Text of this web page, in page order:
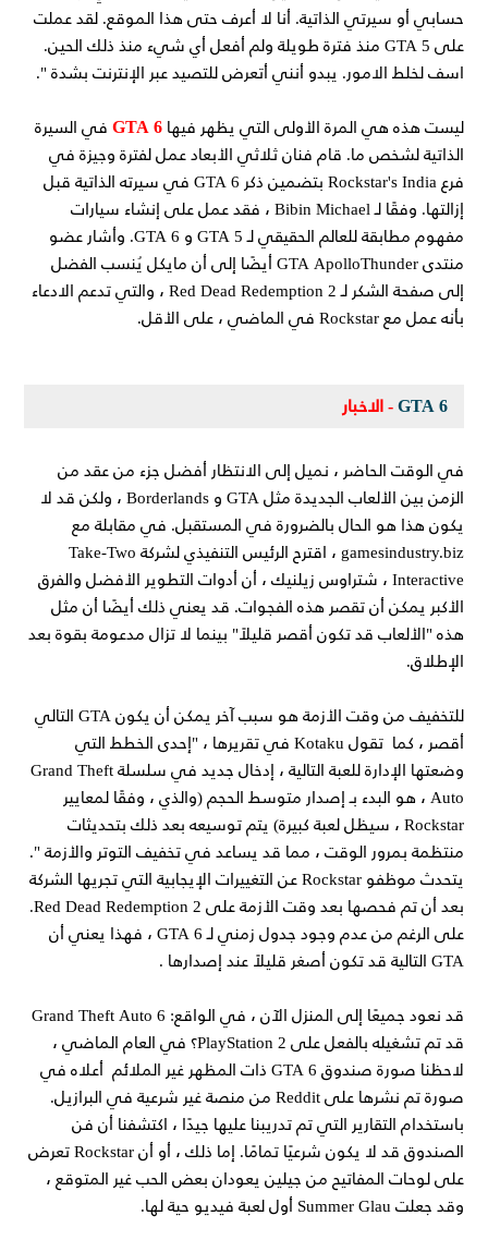
حسابي أو سيرتي الذاتية. أنا لا أعرف حتى هذا الموقع. لقد عملت
على GTA 5 منذ فترة طويلة ولم أفعل أي شيء منذ ذلك الحين.
اسف لخلط الامور. يبدو أنني أتعرض للتصيد عبر الإنترنت بشدة ".
ليست هذه هي المرة الأولى التي يظهر فيهاGTA 6في السيرة
الذاتية لشخص ما. قام فنان ثلاثي الأبعاد عمل لفترة وجيزة في
فرع Rockstar's India بتضمين ذكر GTA 6 في سيرته الذاتية قبل
إزالتها. وفقًا لـ Bibin Michael ، فقد عمل على إنشاء سيارات
مفهوم مطابقة للعالم الحقيقي لـ GTA 5 و GTA 6. وأشار عضو
منتدى GTA ApolloThunder أيضًا إلى أن مايكل يُنسب الفضل
إلى صفحة الشكر لـ Red Dead Redemption 2 ، والتي تدعم الادعاء
بأنه عمل مع Rockstar في الماضي ، على الأقل.
GTA 6- الاخبار
في الوقت الحاضر ، نميل إلى الانتظار أفضل جزء من عقد من
الزمن بين الألعاب الجديدة مثل GTA و Borderlands ، ولكن قد لا
يكون هذا هو الحال بالضرورة في المستقبل. في مقابلة مع
gamesindustry.biz ، اقترح الرئيس التنفيذي لشركة Take-Two
Interactive ، شتراوس زيلنيك ، أن أدوات التطوير الأفضل والفرق
الأكبر يمكن أن تقصر هذه الفجوات. قد يعني ذلك أيضًا أن مثل
هذه "الألعاب قد تكون أقصر قليلاً" بينما لا تزال مدعومة بقوة بعد
الإطلاق.
للتخفيف من وقت الأزمة هو سبب آخر يمكن أن يكون GTA التالي
أقصر ، كما تقول Kotaku في تقريرها ، "إحدى الخطط التي
وضعتها الإدارة للعبة التالية ، إدخال جديد في سلسلة Grand Theft
Auto ، هو البدء بـ إصدار متوسط ​​الحجم (والذي ، وفقًا لمعايير
Rockstar ، سيظل لعبة كبيرة) يتم توسيعه بعد ذلك بتحديثات
منتظمة بمرور الوقت ، مما قد يساعد في تخفيف التوتر والأزمة ".
يتحدث موظفو Rockstar عن التغييرات الإيجابية التي تجريها الشركة
بعد أن تم فحصها بعد وقت الأزمة على Red Dead Redemption 2.
على الرغم من عدم وجود جدول زمني لـ GTA 6 ، فهذا يعني أن
GTA التالية قد تكون أصغر قليلاً عند إصدارها .
قد نعود جميعًا إلى المنزل الآن ، في الواقع: Grand Theft Auto 6
قد تم تشغيله بالفعل على PlayStation 2؟ في العام الماضي ،
لاحظنا صورة صندوق GTA 6 ذات المظهر غير الملائم أعلاه في
صورة تم نشرها على Reddit من منصة غير شرعية في البرازيل.
باستخدام التقارير التي تم تدريبنا عليها جيدًا ، اكتشفنا أن فن
الصندوق قد لا يكون شرعيًا تمامًا. إما ذلك ، أو أن Rockstar تعرض
على لوحات المفاتيح من جيلين يعودان بعض الحب غير المتوقع ،
وقد جعلت Summer Glau أول لعبة فيديو حية لها.